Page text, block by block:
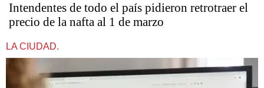
Intendentes de todo el país pidieron retrotraer el
precio de la nafta al 1 de marzo
LA CIUDAD.